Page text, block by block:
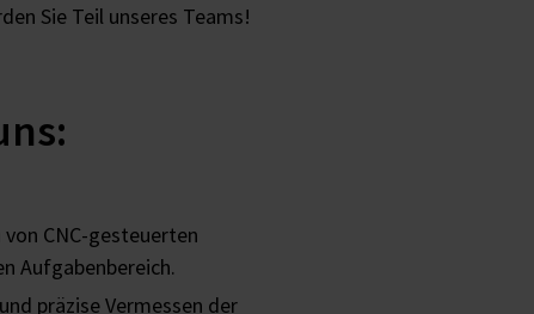
Sie Teil unseres Teams!
CNC-gesteuerten
Aufgabenbereich.
präzise Vermessen der